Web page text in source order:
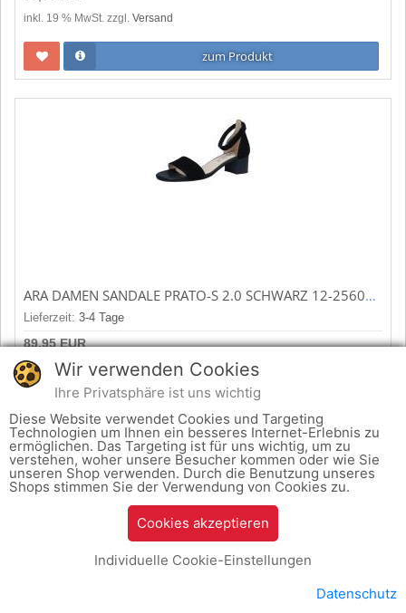
inkl. 19 % MwSt. zzgl. Versand
zum Produkt
ARA DAMEN SANDALE PRATO-S 2.0 SCHWARZ 12-25601-01
Lieferzeit: 3-4 Tage
89,95 EUR
inkl. 19 % MwSt. zzgl.Versand
zum Produkt
Wir verwenden Cookies
Ihre Privatsphäre ist uns wichtig
Diese Website verwendet Cookies und Targeting
Technologien um Ihnen ein besseres Internet-Erlebnis zu
ermöglichen. Das Targeting ist für uns wichtig, um zu
verstehen, woher unsere Besucher kommen oder wie Sie
unseren Shop verwenden. Durch die Benutzung unseres
Shops stimmen Sie der Verwendung von Cookies zu.
Cookies akzeptieren
Individuelle Cookie-Einstellungen
Datenschutz